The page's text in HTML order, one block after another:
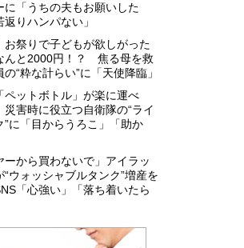
に「うちの夫もお願いした
返りハンパない」
お祭りで子どもが欲しがった
んと2000円！？ 焦る母を救
の“粋な計らい”に「天使降臨」
ペットボトル」が楽に運べ
害時に役立つ自衛隊の“ライ
”に「目からうろこ」「助か
ーから買わないで」アイラッ
“ウォッシャブルタンク”増産を
「心強い」「落ち着いたら